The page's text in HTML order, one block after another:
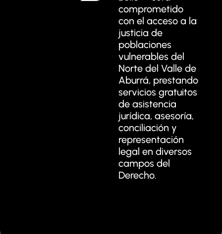
comprometido
con el acceso a la
justicia de
poblaciones
vulnerables del
Norte del Valle de
Aburrá, prestando
servicios gratuitos
de asistencia
jurídica, asesoría,
conciliación y
representación
legal en diversos
campos del
Derecho.